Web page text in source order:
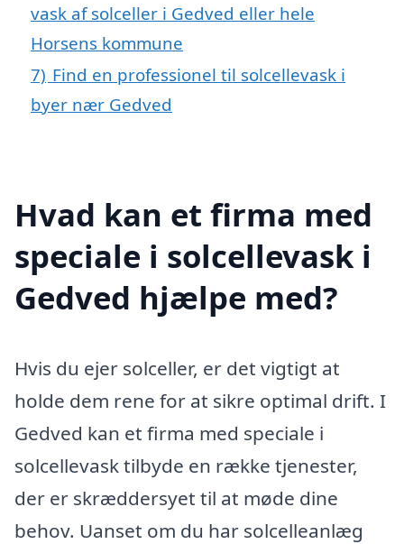
vask af solceller i Gedved eller hele
Horsens kommune
7) Find en professionel til solcellevask i
byer nær Gedved
Hvad kan et firma med
speciale i solcellevask i
Gedved hjælpe med?
Hvis du ejer solceller, er det vigtigt at
holde dem rene for at sikre optimal drift. I
Gedved kan et firma med speciale i
solcellevask tilbyde en række tjenester,
der er skræddersyet til at møde dine
behov. Uanset om du har solcelleanlæg